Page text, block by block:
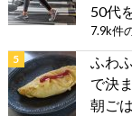
50代
7.9k件
ふわ
で決
朝ご